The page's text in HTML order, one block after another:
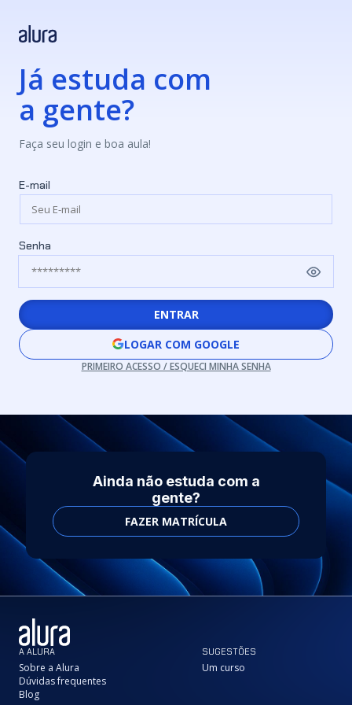
Já estuda com
a gente?
Faça seu login e boa aula!
E-mail
Senha
ENTRAR
LOGAR COM GOOGLE
PRIMEIRO ACESSO / ESQUECI MINHA SENHA
Ainda não estuda com a
gente?
FAZER MATRÍCULA
A ALURA
Sobre a Alura
Dúvidas frequentes
Blog
SUGESTÕES
Um curso